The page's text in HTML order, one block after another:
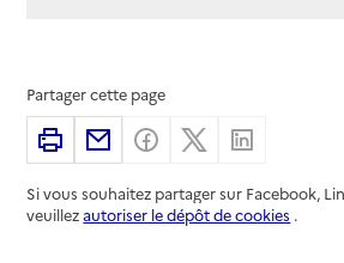
Partager cette page
ImprimerPartager par email
Partager sur Facebook
Partager sur X
Si vous souhaitez partager sur Facebook,
veuillezautoriser le dépôt de cookies .